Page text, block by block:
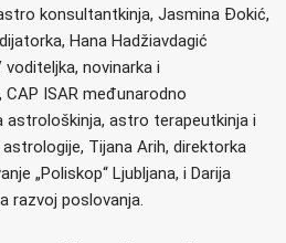
konsultantkinja, Jasmina Đokić,
Hana Hadžiavdagić
novinarka i
ISAR međunarodno
astro terapeutkinja i
Tijana Arih, direktorka
„Poliskop“ Ljubljana, i Darija
razvoj poslovanja.